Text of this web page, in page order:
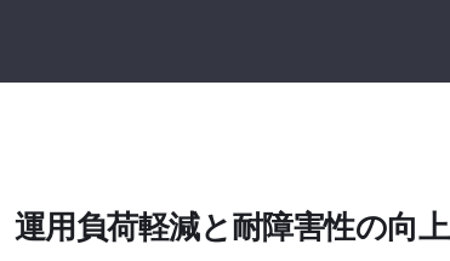
運用負荷軽減と耐障害性の向上